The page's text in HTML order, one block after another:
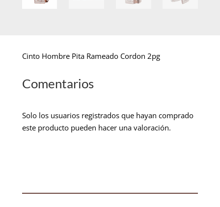
Cinto Hombre Pita Rameado Cordon 2pg
Comentarios
Solo los usuarios registrados que hayan comprado
este producto pueden hacer una valoración.